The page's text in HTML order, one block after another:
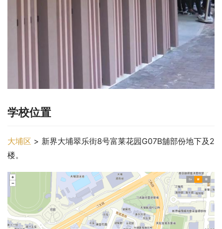
学校位置
大埔区 > 新界大埔翠乐街8号富莱花园G07B舖部份地下及2
楼。